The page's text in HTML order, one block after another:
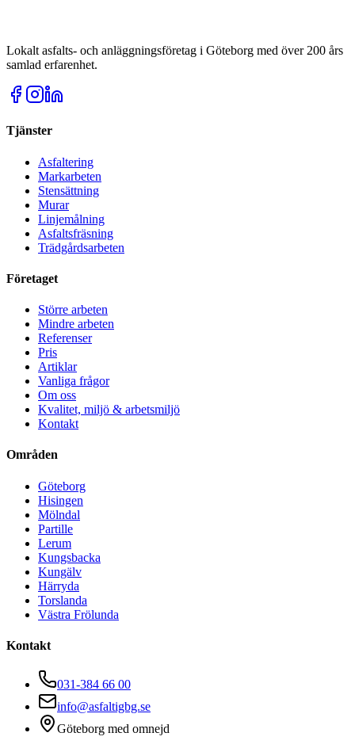
Lokalt asfalts- och anläggningsföretag i Göteborg med över 200 års
samlad erfarenhet.
Tjänster
Asfaltering
Markarbeten
Stensättning
Murar
Linjemålning
Asfaltsfräsning
Trädgårdsarbeten
Företaget
Större arbeten
Mindre arbeten
Referenser
Pris
Artiklar
Vanliga frågor
Om oss
Kvalitet, miljö & arbetsmiljö
Kontakt
Områden
Göteborg
Hisingen
Mölndal
Partille
Lerum
Kungsbacka
Kungälv
Härryda
Torslanda
Västra Frölunda
Kontakt
031-384 66 00
info@asfaltigbg.se
Göteborg med omnejd